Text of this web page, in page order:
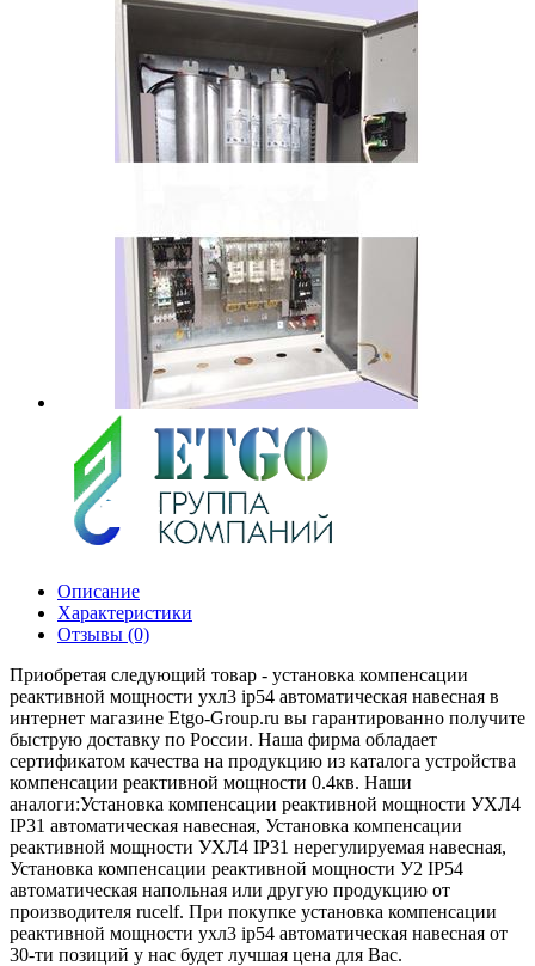
Описание
Характеристики
Отзывы (0)
Приобретая следующий товар - установка компенсации
реактивной мощности ухл3 ip54 автоматическая навесная в
интернет магазине Etgo-Group.ru вы гарантированно получите
быструю доставку по России. Наша фирма обладает
сертификатом качества на продукцию из каталога устройства
компенсации реактивной мощности 0.4кв. Наши
аналоги:Установка компенсации реактивной мощности УХЛ4
IP31 автоматическая навесная, Установка компенсации
реактивной мощности УХЛ4 IP31 нерегулируемая навесная,
Установка компенсации реактивной мощности У2 IP54
автоматическая напольная или другую продукцию от
производителя rucelf. При покупке установка компенсации
реактивной мощности ухл3 ip54 автоматическая навесная от
30-ти позиций у нас будет лучшая цена для Вас.